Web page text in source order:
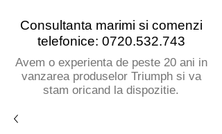
Consultanta marimi si comenzi
telefonice: 0720.532.743
Avem o experienta de peste 20 ani in
vanzarea produselor Triumph si va
stam oricand la dispozitie.